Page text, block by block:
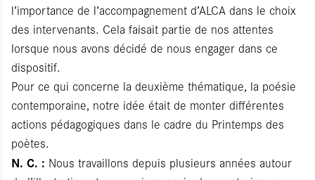
l’importance de l’accompagnement d’ALCA dans le choix
des intervenants. Cela faisait partie de nos attentes
lorsque nous avons décidé de nous engager dans ce
dispositif.
Pour ce qui concerne la deuxième thématique, la poésie
contemporaine, notre idée était de monter différentes
actions pédagogiques dans le cadre du Printemps des
poètes.
N. C. : Nous travaillons depuis plusieurs années autour